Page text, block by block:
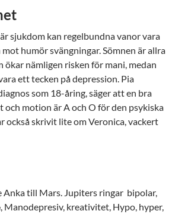
sjukdom kan regelbundna vanor vara
humör svängningar. Sömnen är allra
ökar nämligen risken för mani, medan
ett tecken på depression. Pia
som 18-åring, säger att en bra
motion är A och O för den psykiska
också skrivit lite om Veronica, vackert
Anka till Mars. Jupiters ringar bipolar,
, Manodepresiv, kreativitet, Hypo, hyper,